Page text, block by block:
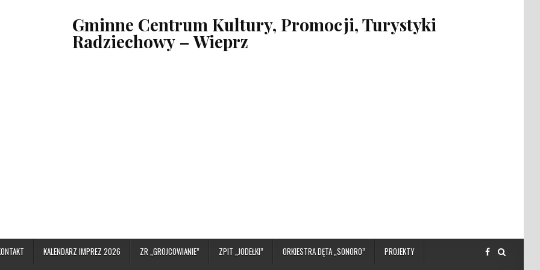
Gminne Centrum Kultury, Promocji, Turystyki
Radziechowy – Wieprz
KALENDARZ IMPREZ 2026 ZR „GROJCOWIANIE” ZPIT „JODEŁKI” ORKIESTRA DĘTA „SONORO” PROJEKTY